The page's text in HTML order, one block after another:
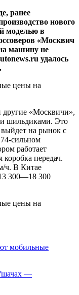
ранее
нового
моделью в
«Москвич
машину не
удалось
другие «Москвичи»,
шильдиками. Это
на рынок с
сильном
работает
передач.
ч. В Китае
300—18 300
мобильные
—